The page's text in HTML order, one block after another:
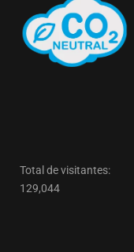
Total de visitantes:
129,044